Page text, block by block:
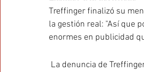
Treffinger finalizó su
la gestión real: "Así que
enormes en publicidad